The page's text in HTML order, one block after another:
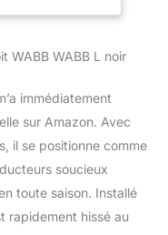
WABB WABB L noir
immédiatement
sur Amazon. Avec
il se positionne comme
soucieux
toute saison. Installé
rapidement hissé au